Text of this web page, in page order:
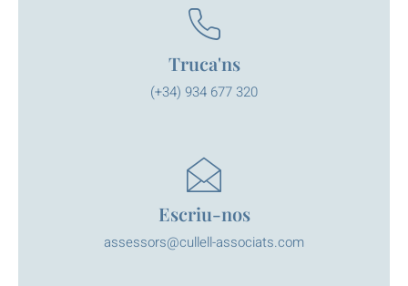
Truca'ns
(+34) 934 677 320
Escriu-nos
assessors@cullell-associats.com